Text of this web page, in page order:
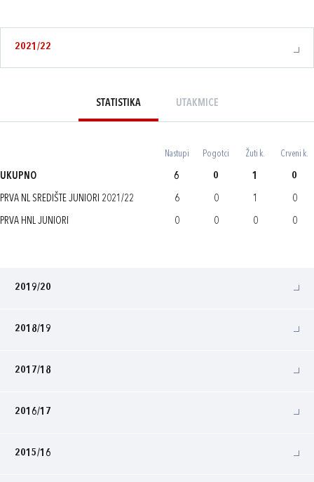
2021/22
STATISTIKA UTAKMICE
Nastupi Pogotci Žuti k. Crveni k.
UKUPNO 6 0 1 0
PRVA NL SREDIŠTE JUNIORI 2021/22 6 0 1 0
PRVA HNL JUNIORI 0 0 0 0
2019/20
2018/19
2017/18
2016/17
2015/16